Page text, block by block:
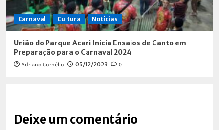
Carnaval Cultura Notícias
União do Parque Acari Inicia Ensaios de Canto em
Preparação para o Carnaval 2024
Adriano Cornélio 05/12/2023 0
Deixe um comentário